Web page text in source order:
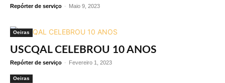
Repórter de serviço - Maio 9, 2023
Oeiras
USCQAL CELEBROU 10 ANOS
Repórter de serviço - Fevereiro 1, 2023
Oeiras